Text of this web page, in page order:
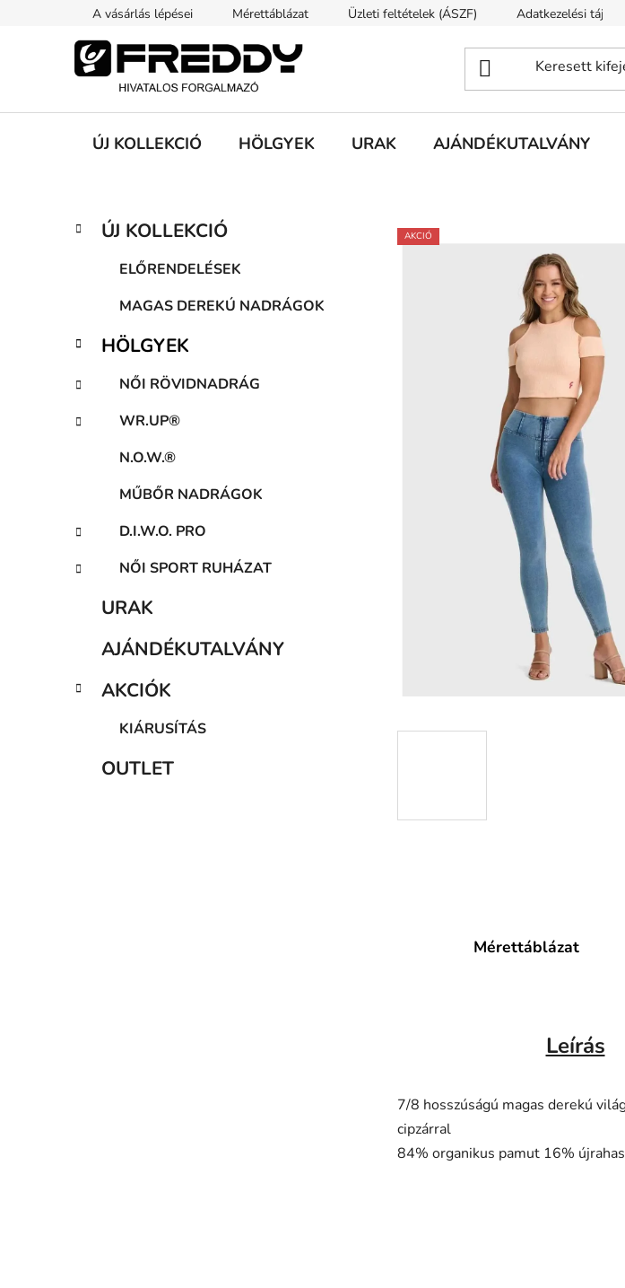
tartalomhoz
A vásárlás lépései Mérettáblázat Üzleti feltételek (ÁSZF) Adatkezelési
ÚJ KOLLEKCIÓ HÖLGYEK URAK AJÁNDÉKUTALVÁNY
O
s
p
n
Kategóriák
átugrása
K
a
r
á
k
ÚJ KOLLEKCIÓ
ELŐRENDELÉSEK
MAGAS DEREKÚ NADRÁGOK
HÖLGYEK
NŐI RÖVIDNADRÁG
WR.UP®
N.O.W.®
MŰBŐR NADRÁGOK
D.I.W.O. PRO
NŐI SPORT RUHÁZAT
URAK
AJÁNDÉKUTALVÁNY
AKCIÓK
KIÁRUSÍTÁS
OUTLET
AKCIÓ
Mérettáblázat
Leírás
7/8 hosszúságú magas derekú
cipzárral
84% organikus pamut 16%